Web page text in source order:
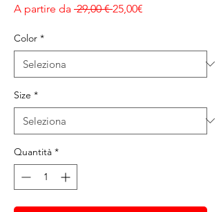
A partire da 29,00 € Prezzo regolare
25,00€
Color *
Size *
Quantità *